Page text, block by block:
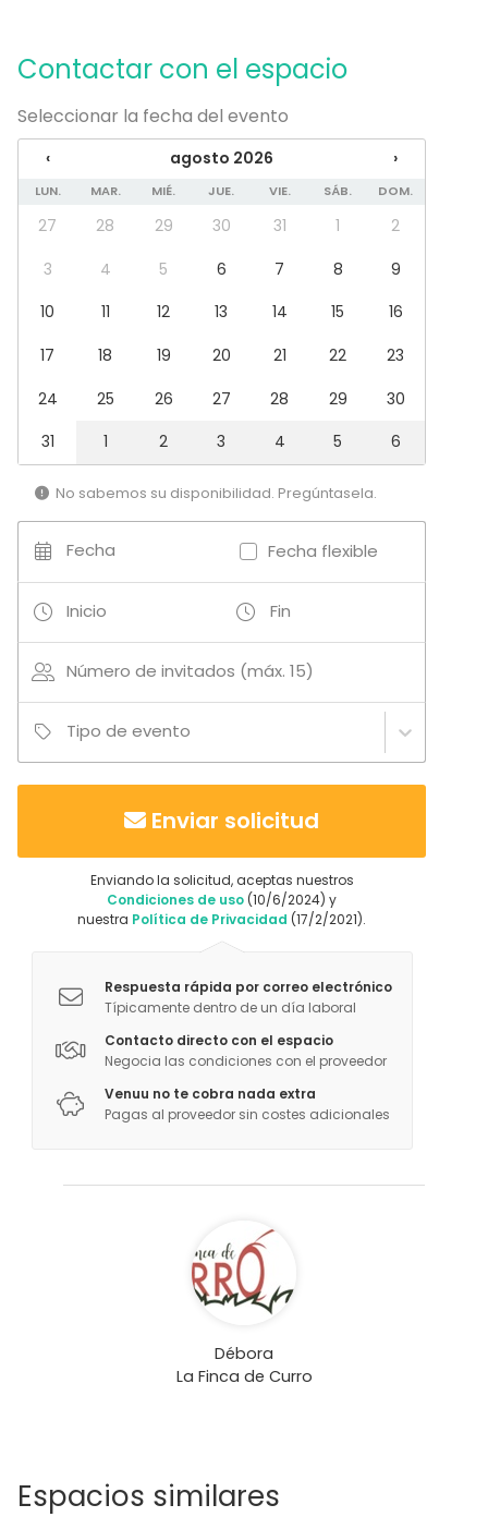
Cocina para cliente
Toallas
Vajilla
Juegos
Mobiliario
Tipo de eventos
Fiesta
Cena / Comida
Conferencia / Formación
Fiesta infantil
Fiesta de empresa
Tipo de espacio
Comedor privado
Villa / Chalet
Casa rural
Casa particular
Casa tradicional / Finca
Cocina
Actividades
Cocción / Clase de cócteles
Natación
Más información sobre servicios e instalaciones
Si se necesita algo de material que podamos
aportar, lo consideraremos
Más información sobre actividades
La finca es bastante grande, privada pero al aire
libre, por lo que tiene multitud de posibilidades
Contactar con el espacio
Seleccionar la fecha del evento
‹ agosto 2026 ›
LUN. MAR. MIÉ. JUE. VIE. SÁB. DOM.
27 28 29 30 31 1
2
3
4 5 6 7 8
9
10
11 12 13 14 15
16
17
18 19 20 21 22
23
24
25 26 27 28 29
30
31
1 2 3 4 5 6
No sabemos su disponibilidad. Pregúntasela.
Fecha Fecha flexible
Inicio Fin
Número de invitados (máx. 15)
Tipo de evento
Enviar solicitud
Enviando la solicitud, aceptas nuestros
Condiciones de uso (10/6/2024) y
nuestra Política de Privacidad (17/2/2021).
Respuesta rápida por correo electrónico
Típicamente dentro de un día laboral
Contacto directo con el espacio
Negocia las condiciones con el proveedor
Venuu no te cobra nada extra
Pagas al proveedor sin costes adicionales
Débora
La Finca de Curro
Espacios similares